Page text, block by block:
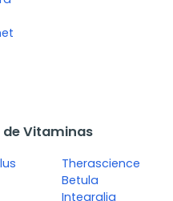
Vitaminas
Therascience
Betula
Integralia